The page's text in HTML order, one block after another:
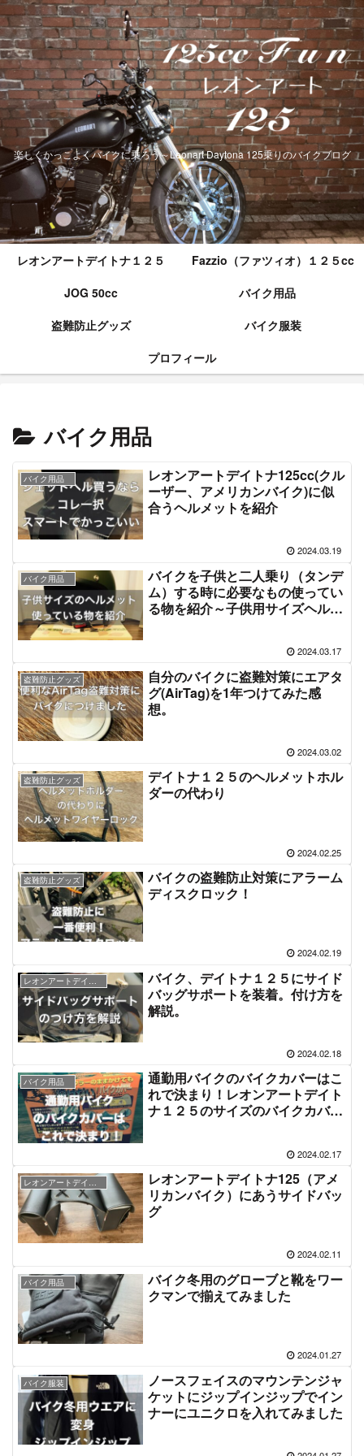
楽しくかっこよくバイクに乗ろう～Leonart Daytona 125乗りのバイクブログ
レオンアートデイトナ１２５
Fazzio（ファツィオ）１２５cc
JOG 50cc
バイク用品
盗難防止グッズ
バイク服装
プロフィール
バイク用品
バイク用品
レオンアートデイトナ125cc(クル
ーザー、アメリカンバイク)に似
合うヘルメットを紹介
2024.03.19
バイク用品
バイクを子供と二人乗り（タンデ
ム）する時に必要なもの使ってい
る物を紹介～子供用サイズヘルメ
2024.03.17
盗難防止グッズ
自分のバイクに盗難対策にエアタ
グ(AirTag)を1年つけてみた感
想。
2024.03.02
盗難防止グッズ
デイトナ１２５のヘルメットホル
ダーの代わり
2024.02.25
盗難防止グッズ
バイクの盗難防止対策にアラーム
ディスクロック！
2024.02.19
レオンアートデイトナ１２５
バイク、デイトナ１２５にサイド
バッグサポートを装着。付け方を
解説。
2024.02.18
バイク用品
通勤用バイクのバイクカバーはこ
れで決まり！レオンアートデイト
ナ１２５のサイズのバイクカバー
2024.02.17
レオンアートデイトナ125（アメ
リカンバイク）にあうサイドバッ
グ
2024.02.11
バイク用品
バイク冬用のグローブと靴をワー
クマンで揃えてみました
2024.01.27
バイク服装
ノースフェイスのマウンテンジャ
ケットにジップインジップでイン
ナーにユニクロを入れてみました